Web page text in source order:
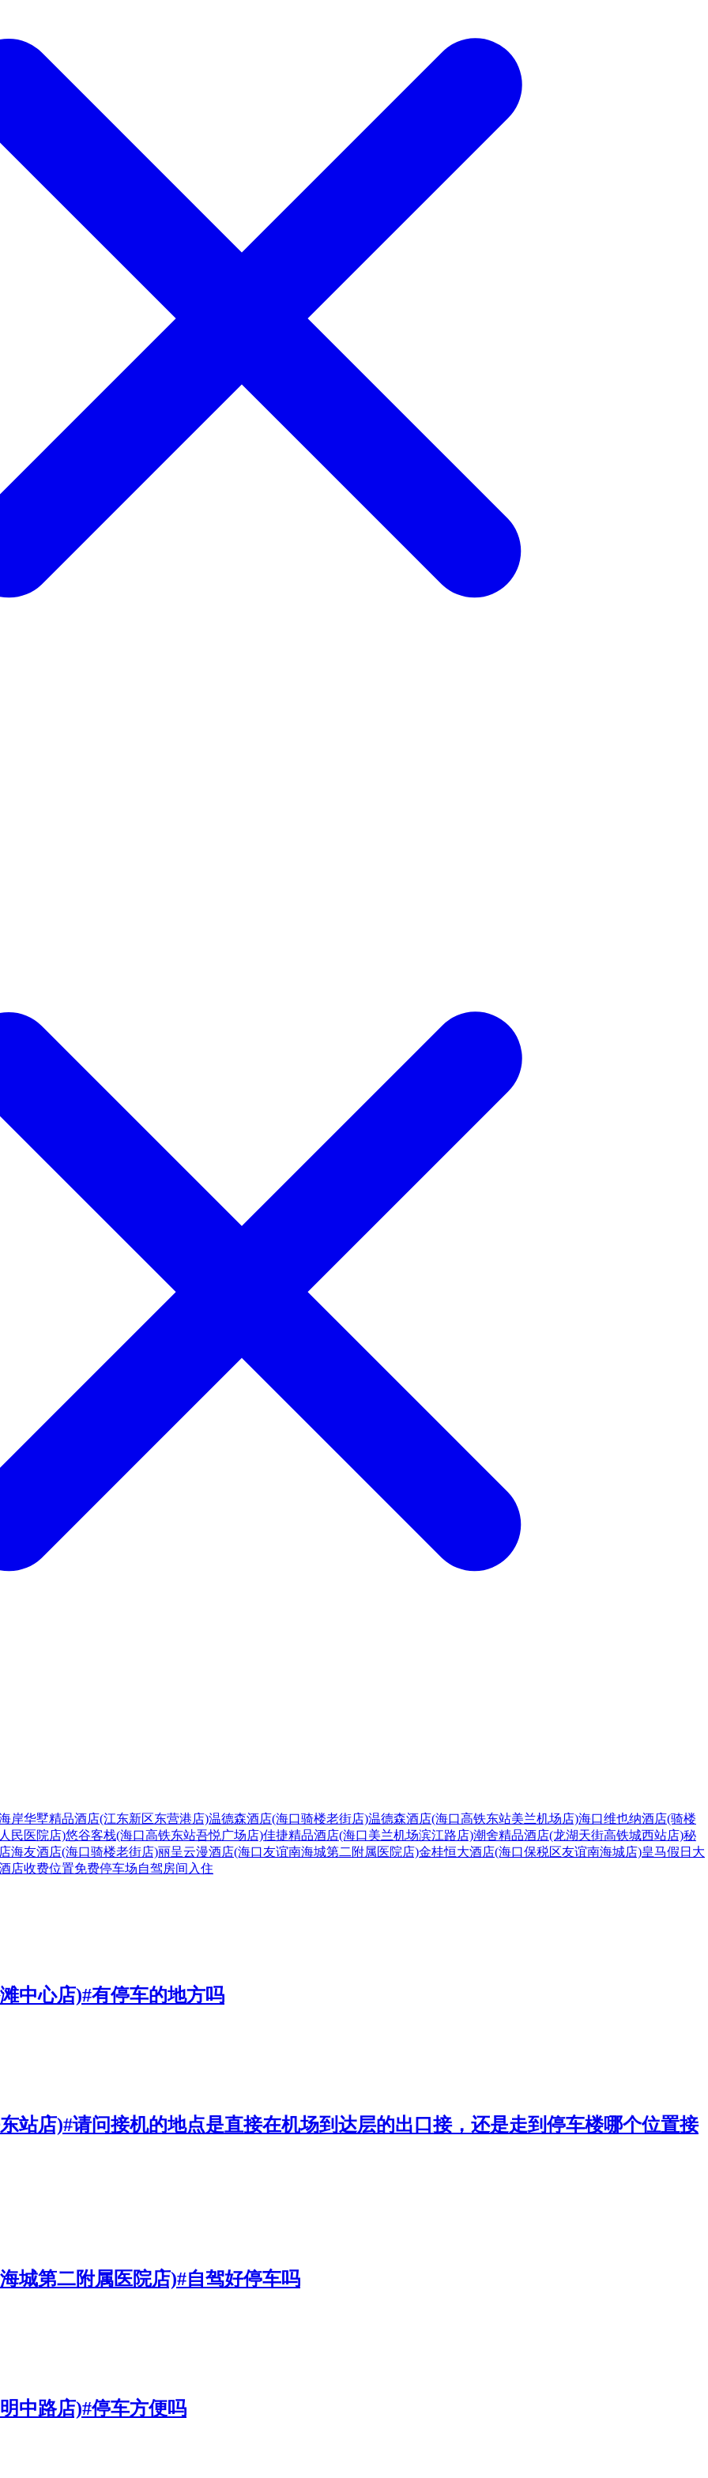
岸华墅精品酒店(江东新区东营港店)温德森酒店(海口骑楼老街店)温德森酒店(海口高铁东站美兰机场店)海口维也纳酒店(骑楼
民医院店)悠谷客栈(海口高铁东站吾悦广场店)佳捷精品酒店(海口美兰机场滨江路店)潮舍精品酒店(龙湖天街高铁城西站店)秘
海友酒店(海口骑楼老街店)丽呈云漫酒店(海口友谊南海城第二附属医院店)金桂恒大酒店(海口保税区友谊南海城店)皇马假日大
店收费位置免费停车场自驾房间 入住
中心店)#有停车的地方吗
站店)#请问接机的地点是直接在机场到达层的出口接，还是走到停车楼哪个位置接
城第二附属医院店)#自驾好停车吗
中路店)#停车方便吗